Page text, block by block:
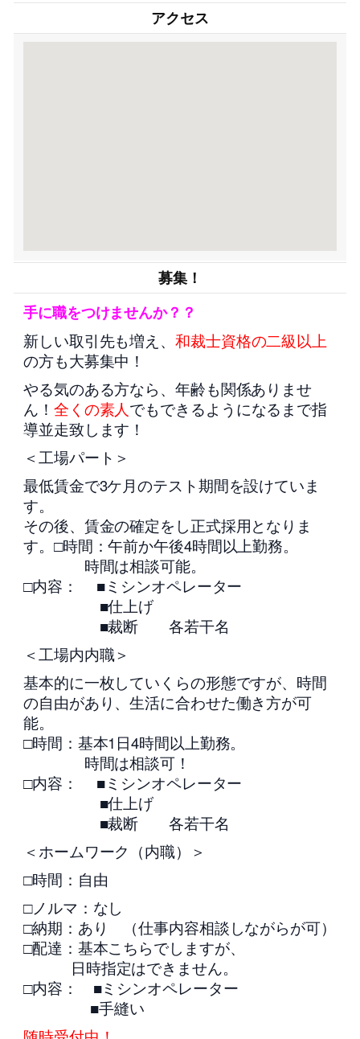
アクセス
募集！
手に職をつけませんか？？
新しい取引先も増え、 和裁士資格の二級以上
の方も大募集中！
やる気のある方なら、年齢も関係ありませ
ん！ 全くの素人でもできるようになるまで指
導並走致します！
＜工場パート＞
最低賃金で3ケ月のテスト期間を設けていま
す。
その後、賃金の確定をし正式採用となりま
す。□時間：午前か午後4時間以上勤務。
時間は相談可能。
□内容： ■ミシンオペレーター
■仕上げ
■裁断 各若干名
＜工場内内職＞
基本的に一枚していくらの形態ですが、時間
の自由があり、生活に合わせた働き方が可
能。
□時間：基本1日4時間以上勤務。
時間は相談可！
□内容： ■ミシンオペレーター
■仕上げ
■裁断 各若干名
＜ホームワーク（内職）＞
□時間：自由
□ノルマ：なし
□納期：あり （仕事内容相談しながらが可）
□配達：基本こちらでしますが、
日時指定はできません。
□内容： ■ミシンオペレーター
■手縫い